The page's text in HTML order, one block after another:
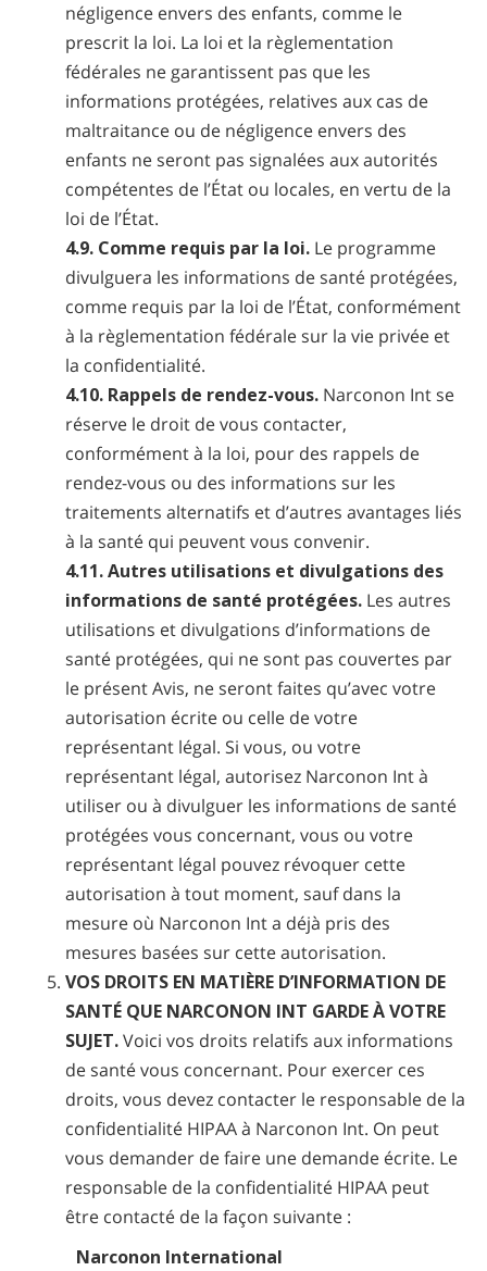
négligence envers des enfants, comme le
prescrit la loi. La loi et la règlementation
fédérales ne garantissent pas que les
informations protégées, relatives aux cas de
maltraitance ou de négligence envers des
enfants ne seront pas signalées aux autorités
compétentes de l’État ou locales, en vertu de la
loi de l’État.
4.9. Comme requis par la loi. Le programme
divulguera les informations de santé protégées,
comme requis par la loi de l’État, conformément
à la règlementation fédérale sur la vie privée et
la confidentialité.
4.10. Rappels de rendez-vous. Narconon Int se
réserve le droit de vous contacter,
conformément à la loi, pour des rappels de
rendez-vous ou des informations sur les
traitements alternatifs et d’autres avantages liés
à la santé qui peuvent vous convenir.
4.11. Autres utilisations et divulgations des
informations de santé protégées. Les autres
utilisations et divulgations d’informations de
santé protégées, qui ne sont pas couvertes par
le présent Avis, ne seront faites qu’avec votre
autorisation écrite ou celle de votre
représentant légal. Si vous, ou votre
représentant légal, autorisez Narconon Int à
utiliser ou à divulguer les informations de santé
protégées vous concernant, vous ou votre
représentant légal pouvez révoquer cette
autorisation à tout moment, sauf dans la
mesure où Narconon Int a déjà pris des
mesures basées sur cette autorisation.
VOS DROITS EN MATIÈRE D’INFORMATION DE
SANTÉ QUE NARCONON INT GARDE À VOTRE
SUJET.Voici vos droits relatifs aux informations
de santé vous concernant. Pour exercer ces
droits, vous devez contacter le responsable de la
confidentialité HIPAA à Narconon Int. On peut
vous demander de faire une demande écrite. Le
responsable de la confidentialité HIPAA peut
être contacté de la façon suivante :
Narconon International